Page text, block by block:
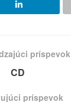
príspevok
CD
príspevok